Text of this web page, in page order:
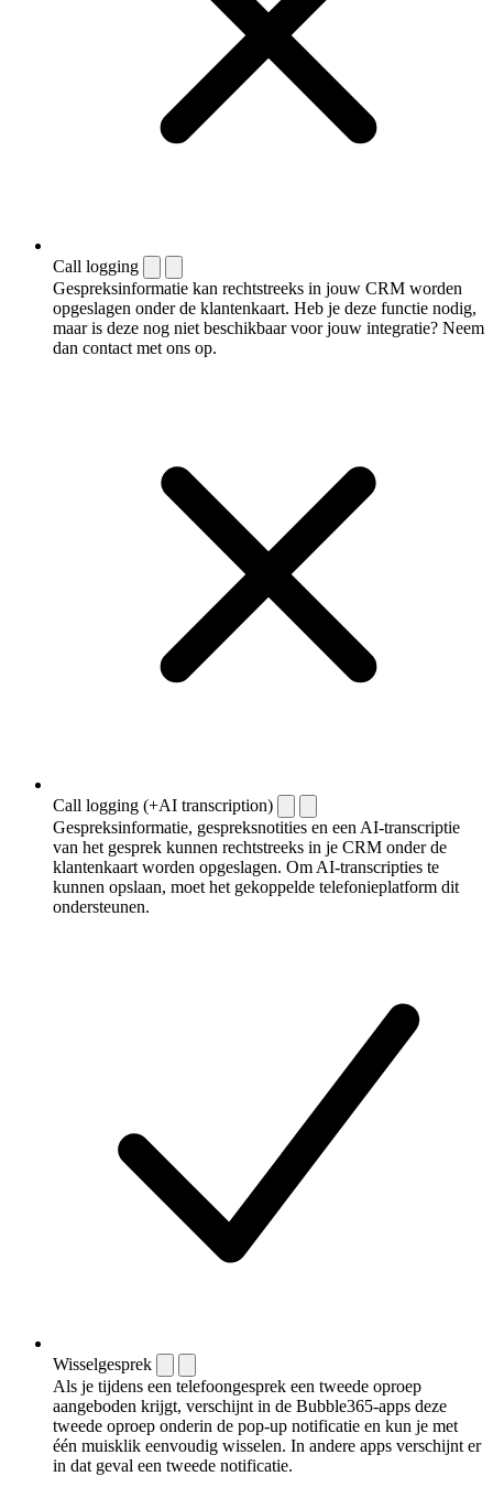
Call logging
Gespreksinformatie kan rechtstreeks in jouw CRM worden
opgeslagen onder de klantenkaart. Heb je deze functie nodig,
maar is deze nog niet beschikbaar voor jouw integratie? Neem
dan contact met ons op.
Call logging (+AI transcription)
Gespreksinformatie, gespreksnotities en een AI-transcriptie
van het gesprek kunnen rechtstreeks in je CRM onder de
klantenkaart worden opgeslagen. Om AI-transcripties te
kunnen opslaan, moet het gekoppelde telefonieplatform dit
ondersteunen.
Wisselgesprek
Als je tijdens een telefoongesprek een tweede oproep
aangeboden krijgt, verschijnt in de Bubble365-apps deze
tweede oproep onderin de pop-up notificatie en kun je met
één muisklik eenvoudig wisselen. In andere apps verschijnt er
in dat geval een tweede notificatie.